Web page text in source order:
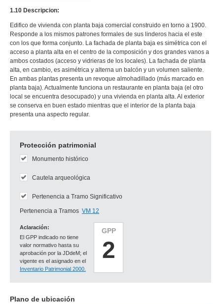
1.10 Descripcion:
Edifico de vivienda con planta baja comercial construido en torno a 1900.
Responde a los mismos patrones formales de sus linderos hacia el este
con los que forma conjunto. La fachada de planta baja es simétrica con el
acceso a planta alta en el centro de la composición y dos grandes vanos a
ambos costados (acceso y vidrieras de los locales). La fachada de planta
alta, en cambio, es asimétrica y alterna un balcón y un volumen saliente.
En ambas plantas presenta un revoque almohadillado (más marcado en
planta baja). Actualmente funciona un restaurante en planta baja (el otro
local se encuentra desocupado) y una vivienda en planta alta. Al exterior
se conserva en buen estado mientras que el interior de la planta baja
presenta una aspecto regular.
Protección patrimonial
GPP
2
Aclaración:
El GPP indicado no tiene
valor normativo hasta su
aprobación por la JDdeM; el
vigente es el asignado en el
Inventario Patrimonial 2000.
Monumento histórico
Cautela arqueológica
Pertenencia a Tramo Significativo
Pertenencia a Tramos VM 12
Plano de ubicación